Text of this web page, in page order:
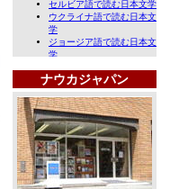
ナウカジャパン